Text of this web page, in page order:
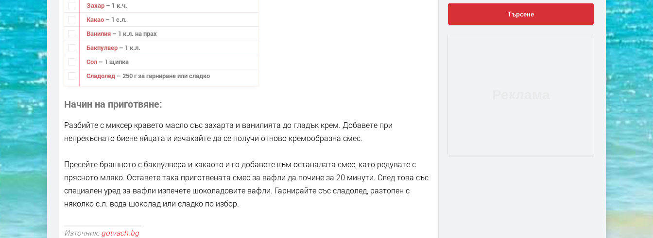
Захар – 1 к.ч.
Какао – 1 с.л.
Ванилия – 1 к.л. на прах
Бакпулвер – 1 к.л.
Сол – 1 щипка
Сладолед – 250 г за гарниране или сладко
Начин на приготвяне
Разбийте с миксер кравето масло със захарта и ванилията до гладък крем. Добавете при
непрекъснато биене яйцата и изчакайте да се получи отново кремообразна смес.
Пресейте брашното с бакпулвера и какаото и го добавете към останалата смес, като редувате с
прясното мляко. Оставете така приготвената смес за вафли да почине за 20 минути. След това със
специален уред за вафли изпечете шоколадовите вафли. Гарнирайте със сладолед, разтопен с
няколко с.л. вода шоколад или сладко по избор.
Източник: gotvach.bg
Търсене